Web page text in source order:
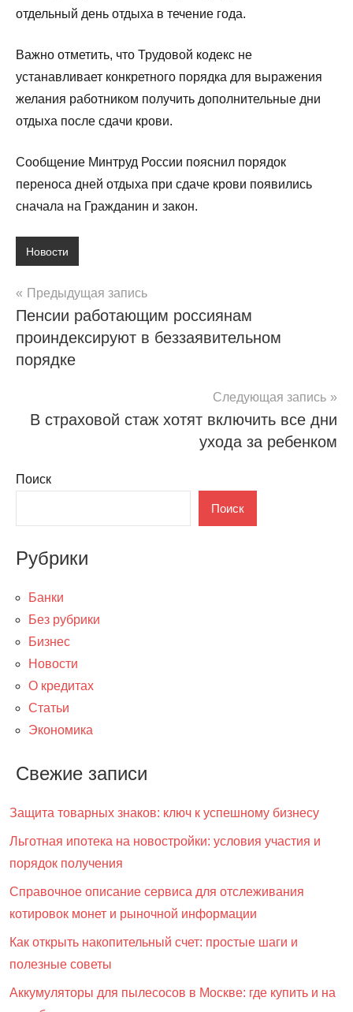
отдельный день отдыха в течение года.
Важно отметить, что Трудовой кодекс не
устанавливает конкретного порядка для выражения
желания работником получить дополнительные дни
отдыха после сдачи крови.
Сообщение Минтруд России пояснил порядок
переноса дней отдыха при сдаче крови появились
сначала на Гражданин и закон.
Новости
Навигация
по
записям
Предыдущая запись
Пенсии работающим россиянам
проиндексируют в беззаявительном
порядке
Следующая запись
В страховой стаж хотят включить все дни
ухода за ребенком
Поиск
Поиск
Рубрики
Банки
Без рубрики
Бизнес
Новости
О кредитах
Статьи
Экономика
Свежие записи
Защита товарных знаков: ключ к успешному бизнесу
Льготная ипотека на новостройки: условия участия и
порядок получения
Справочное описание сервиса для отслеживания
котировок монет и рыночной информации
Как открыть накопительный счет: простые шаги и
полезные советы
Аккумуляторы для пылесосов в Москве: где купить и на